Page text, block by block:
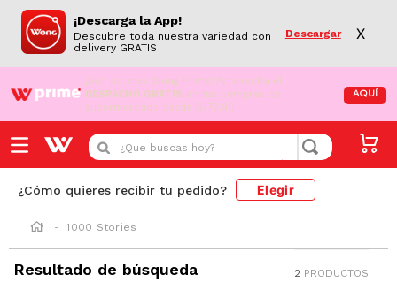
¡Descarga la App!
Descubre toda nuestra variedad con
delivery GRATIS
Descargar X
¡Aún no eres Wong Prime! Aprovecha el
DESPACHO GRATIS en tus compras de
supermercado desde S/79.90
AQUÍ
¿Que buscas hoy?
¿Cómo quieres recibir tu pedido? Elegir
1000 Stories
Resultado de búsqueda 2 PRODUCTOS